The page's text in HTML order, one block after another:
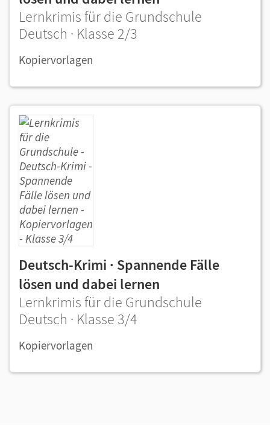
Lernkrimis für die Grundschule
Deutsch · Klasse 2/3
Kopiervorlagen
Deutsch-Krimi · Spannende Fälle
lösen und dabei lernen
Lernkrimis für die Grundschule
Deutsch · Klasse 3/4
Kopiervorlagen